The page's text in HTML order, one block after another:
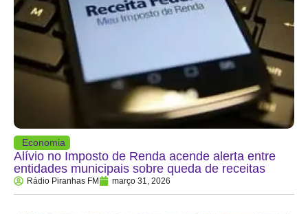
Economia
Alívio no Imposto de Renda acende alerta entre
entidades municipais sobre queda de receitas
Rádio Piranhas FM março 31, 2026